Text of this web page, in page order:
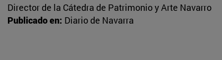
Director de la Cátedra de Patrimonio y Arte Navarro
Publicado en: Diario de Navarra